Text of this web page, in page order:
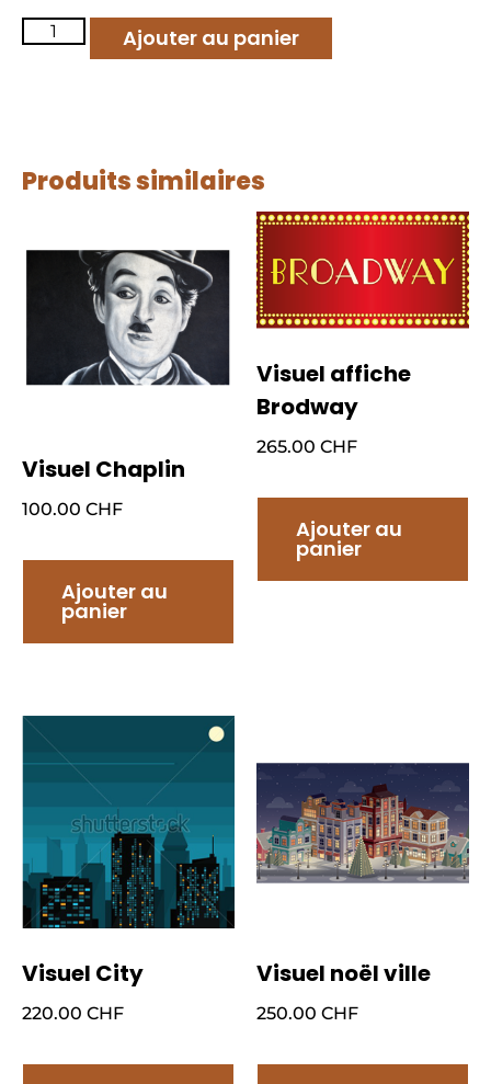
Ajouter au panier
Produits similaires
Visuel Chaplin
100.00 CHF
Ajouter au
panier
Visuel affiche
Brodway
265.00 CHF
Ajouter au
panier
Visuel City
220.00 CHF
Visuel noël ville
250.00 CHF